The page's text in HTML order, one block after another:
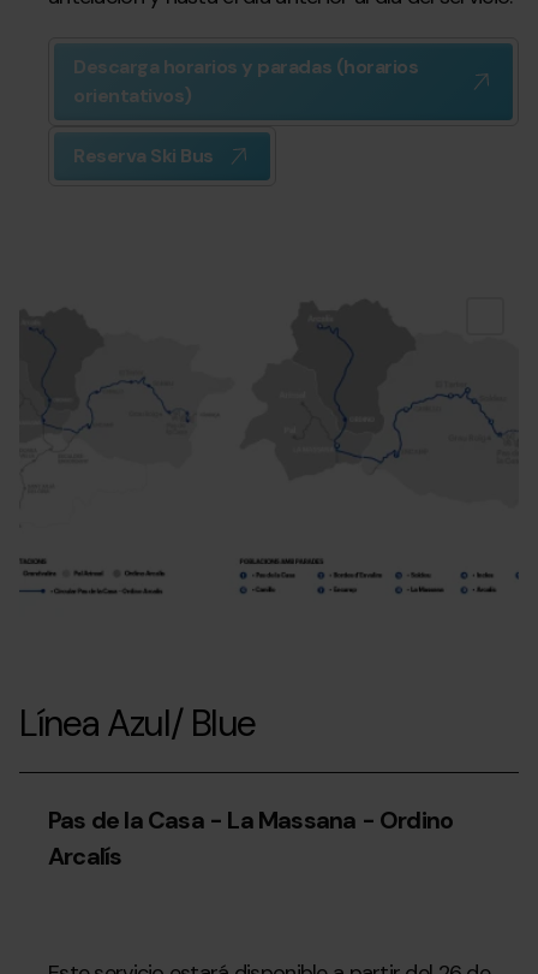
Descarga horarios y paradas (horarios
orientativos)
Reserva Ski Bus
Pas
Casa-
Línea Azul/ Blue
Pas de la Casa - La Massana - Ordino
Arcalís